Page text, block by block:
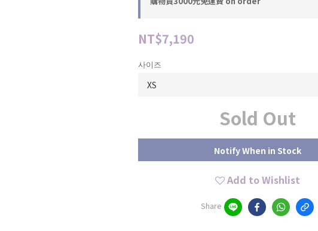
NT$7,190
사이즈
Sold Out
Notify When in Stock
Add to Wishlist
Share